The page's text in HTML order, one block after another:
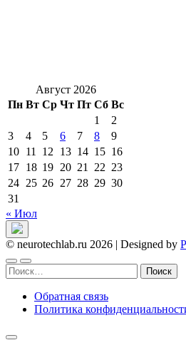
Август 2026
Пн Вт Ср Чт Пт Сб Вс
1
2
3
4 5 6 7 8
9
10 11 12 13 14 15 16
17 18 19 20 21 22 23
24 25 26 27 28 29 30
31
« Июл
© neurotechlab.ru 2026 | Designed by
Найти:
Обратная связь
Политика